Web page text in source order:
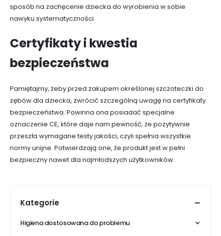
sposób na zachęcenie dziecka do wyrobienia w sobie
nawyku systematyczności.
Certyfikaty i kwestia
bezpieczeństwa
Pamiętajmy, żeby przed zakupem określonej szczoteczki do
zębów dla dziecka, zwrócić szczególną uwagę na certyfikaty
bezpieczeństwa. Powinna ona posiadać specjalne
oznaczenie CE, które daje nam pewność, że pozytywnie
przeszła wymagane testy jakości, czyli spełnia wszystkie
normy unijne. Potwierdzają one, że produkt jest w pełni
bezpieczny nawet dla najmłodszych użytkowników.
Kategorie
Higiena dostosowana do problemu